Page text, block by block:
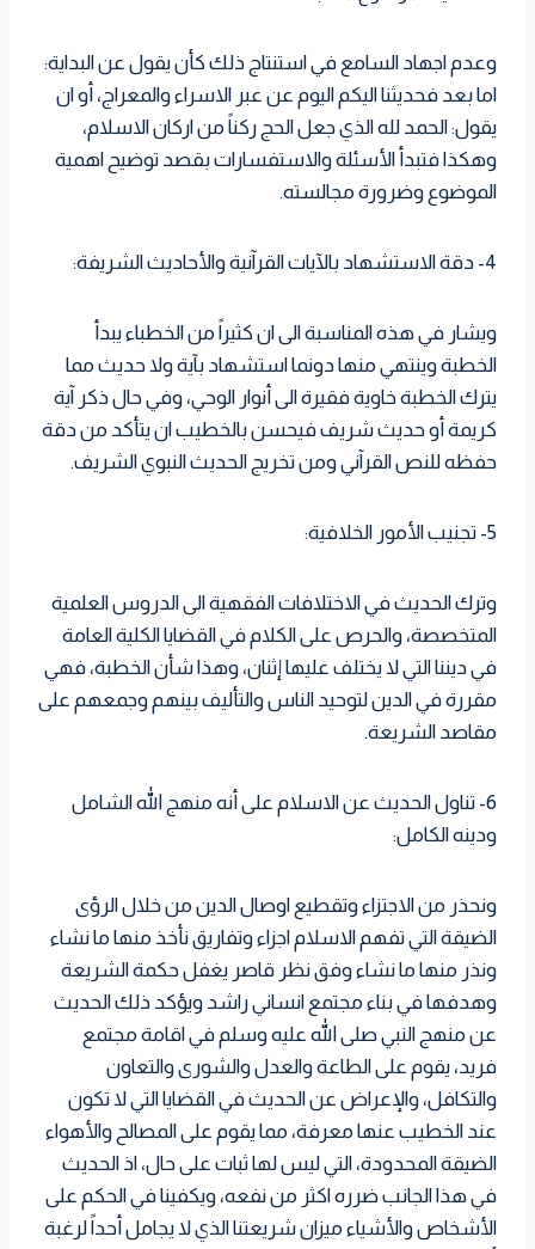
وعدم اجهاد السامع في استنتاج ذلك كأن يقول عن البداية:
اما بعد فحديثنا اليكم اليوم عن عبر الاسراء والمعراج، أو ان
يقول: الحمد لله الذي جعل الحج ركناً من اركان الاسلام،
وهكذا فتبدأ الأسئلة والاستفسارات بقصد توضيح اهمية
الموضوع وضرورة مجالسته.
4- دقة الاستشهاد بالآيات القرآنية والأحاديث الشريفة:
ويشار في هذه المناسبة الى ان كثيراً من الخطباء يبدأ
الخطبة وينتهي منها دونما استشهاد بآية ولا حديث مما
يترك الخطبة خاوية فقيرة الى أنوار الوحي، وفي حال ذكر آية
كريمة أو حديث شريف فيحسن بالخطيب ان يتأكد من دقة
حفظه للنص القرآني ومن تخريج الحديث النبوي الشريف.
5- تجنيب الأمور الخلافية:
وترك الحديث في الاختلافات الفقهية الى الدروس العلمية
المتخصصة، والحرص على الكلام في القضايا الكلية العامة
في ديننا التي لا يختلف عليها إثنان، وهذا شأن الخطبة، فهي
مقررة في الدين لتوحيد الناس والتأليف بينهم وجمعهم على
مقاصد الشريعة.
6- تناول الحديث عن الاسلام على أنه منهج الله الشامل
ودينه الكامل:
ونحذر من الاجتزاء وتقطيع اوصال الدين من خلال الرؤى
الضيقة التي تفهم الاسلام اجزاء وتفاريق نأخذ منها ما نشاء
ونذر منها ما نشاء وفق نظر قاصر يغفل حكمة الشريعة
وهدفها في بناء مجتمع انساني راشد ويؤكد ذلك الحديث
عن منهج النبي صلى الله عليه وسلم في اقامة مجتمع
فريد، يقوم على الطاعة والعدل والشورى والتعاون
والتكافل، والإعراض عن الحديث في القضايا التي لا تكون
عند الخطيب عنها معرفة، مما يقوم على المصالح والأهواء
الضيقة المحدودة، التي ليس لها ثبات على حال، اذ الحديث
في هذا الجانب ضرره اكثر من نفعه، ويكفينا في الحكم على
الأشخاص والأشياء ميزان شريعتنا الذي لا يجامل أحداً لرغبة